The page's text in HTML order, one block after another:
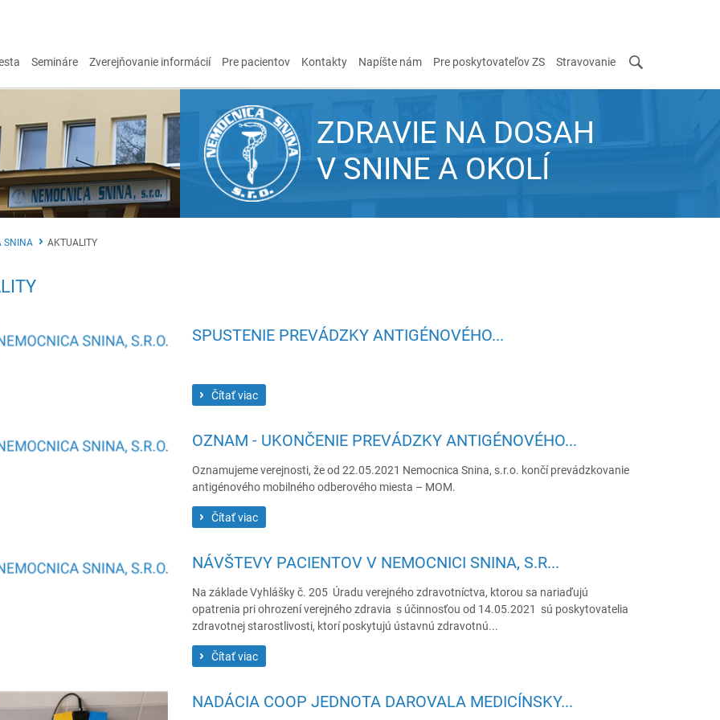
Semináre Zverejňovanie informácií Pre pacientov Kontakty Napíšte nám Pre poskytovateľov ZS Stravovanie
ZDRAVIE NA DOSAH
V SNINE A OKOLÍ
SNINA AKTUALITY
SPUSTENIE PREVÁDZKY ANTIGÉNOVÉHO...
Čítať viac
OZNAM - UKONČENIE PREVÁDZKY ANTIGÉNOVÉHO...
Oznamujeme verejnosti, že od 22.05.2021 Nemocnica Snina, s.r.o. končí prevádzkovanie
antigénového mobilného odberového miesta – MOM.
Čítať viac
NÁVŠTEVY PACIENTOV V NEMOCNICI SNINA, S.R...
Na základe Vyhlášky č. 205 Úradu verejného zdravotníctva, ktorou sa nariaďujú
opatrenia pri ohrození verejného zdravia s účinnosťou od 14.05.2021 sú poskytovatelia
zdravotnej starostlivosti, ktorí poskytujú ústavnú zdravotnú...
Čítať viac
NADÁCIA COOP JEDNOTA DAROVALA MEDICÍNSKY...